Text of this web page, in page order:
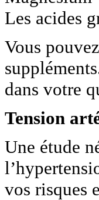
Les acides
Vous
dans votre
Tension
Une étude
vos risques